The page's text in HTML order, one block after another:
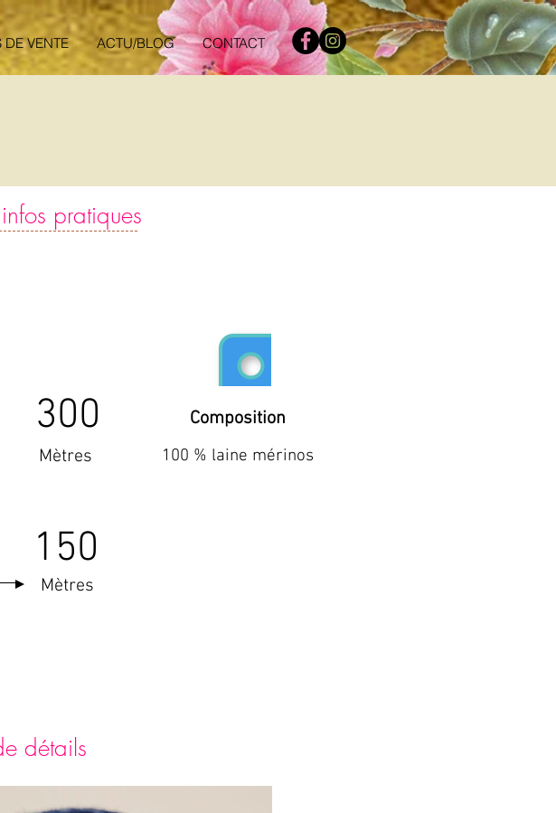
DE VENTE ACTU/BLOG CONTACT
infos pratiques
300
Mètres
150
Mètres
100 % laine mérinos
Composition
détails